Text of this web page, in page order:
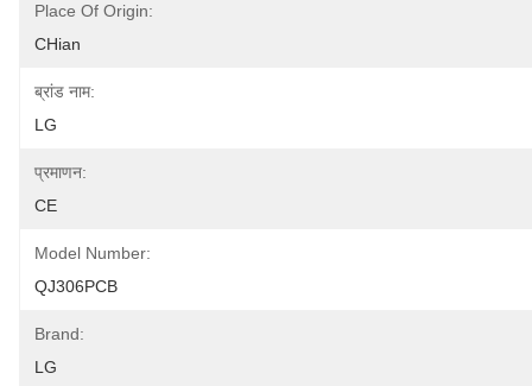
Place Of Origin:
CHian
ब्रांड नाम:
LG
प्रमाणन:
CE
Model Number:
QJ306PCB
Brand:
LG